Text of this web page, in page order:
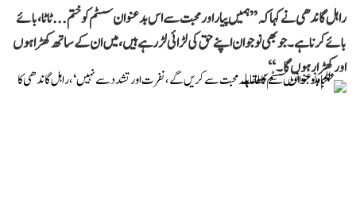
راہل گاندھی نے کہا کہ ’’ہمیں پیار اور محبت سے اس بدعنوان سسٹم کو ختم... ٹاٹا، بائے
بائے کرنا ہے۔ جو بھی نوجوان اپنے حق کی لڑائی لڑ رہے ہیں، میں ان کے ساتھ کھڑا ہوں
اور کھڑا رہوں گا۔‘‘